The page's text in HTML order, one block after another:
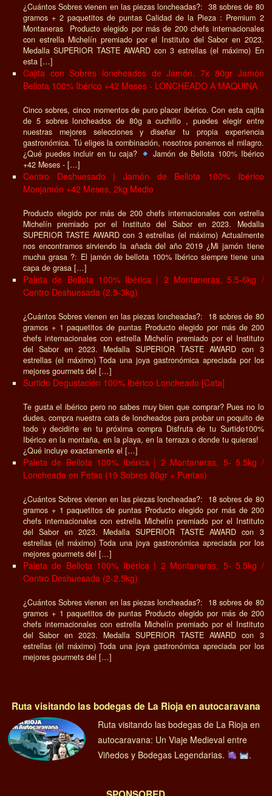
¿Cuántos Sobres vienen en las piezas loncheadas?: 38 sobres de 80
gramos + 2 paquetitos de puntas Calidad de la Pieza : Premium 2
Montaneras Producto elegido por más de 200 chefs internacionales
con estrella Michelín premiado por el Instituto del Sabor en 2023.
Medalla SUPERIOR TASTE AWARD con 3 estrellas (el máximo) En
esta […]
Cajita con Sobres loncheados de Jamón, 7x 80gr Jamón
Bellota 100% Ibérico +42 Meses - LONCHEADO A MAQUINA
Cinco sobres, cinco momentos de puro placer ibérico. Con esta cajita
de 5 sobres loncheados de 80g a cuchillo , puedes elegir entre
nuestras mejores selecciones y diseñar tu propia experiencia
gastronómica. Tú eliges la combinación, nosotros ponemos el milagro.
¿Qué puedes incluir en tu caja?
Jamón de Bellota 100% Ibérico
+42 Meses - […]
Centro Deshuesado | Jamón de Bellota 100% Ibérico
Monjamón +42 Meses, 2kg Medio
Producto elegido por más de 200 chefs internacionales con estrella
Michelín premiado por el Instituto del Sabor en 2023. Medalla
SUPERIOR TASTE AWARD con 3 estrellas (el máximo) Actualmente
nos encontramos sirviendo la añada del año 2019 ¿Mi jamón tiene
mucha grasa ?: El jamón de bellota 100% Ibérico siempre tiene una
capa de grasa […]
Paleta de Bellota 100% Ibérica | 2 Montaneras, 5.5-6kg /
Centro Deshuesada (2.5-3kg)
¿Cuántos Sobres vienen en las piezas loncheadas?: 18 sobres de 80
gramos + 1 paquetitos de puntas Producto elegido por más de 200
chefs internacionales con estrella Michelín premiado por el Instituto
del Sabor en 2023. Medalla SUPERIOR TASTE AWARD con 3
estrellas (el máximo) Toda una joya gastronómica apreciada por los
mejores gourmets del […]
Surtido Degustación 100% Ibérico Loncheado [Cata]
Te gusta el ibérico pero no sabes muy bien que comprar? Pues no lo
dudes, compra nuestra cata de loncheados para probar un poquito de
todo y decidirte en tu próxima compra Disfruta de tu Surtido100%
Ibérico en la montaña, en la playa, en la terraza o donde tu quieras!
¿Qué incluye exactamente el […]
Paleta de Bellota 100% Ibérica | 2 Montaneras, 5- 5.5kg /
Loncheada en Fetas (19 Sobres 80gr + Puntas)
¿Cuántos Sobres vienen en las piezas loncheadas?: 18 sobres de 80
gramos + 1 paquetitos de puntas Producto elegido por más de 200
chefs internacionales con estrella Michelín premiado por el Instituto
del Sabor en 2023. Medalla SUPERIOR TASTE AWARD con 3
estrellas (el máximo) Toda una joya gastronómica apreciada por los
mejores gourmets del […]
Paleta de Bellota 100% Ibérica | 2 Montaneras, 5- 5.5kg /
Centro Deshuesada (2-2.5kg)
¿Cuántos Sobres vienen en las piezas loncheadas?: 18 sobres de 80
gramos + 1 paquetitos de puntas Producto elegido por más de 200
chefs internacionales con estrella Michelín premiado por el Instituto
del Sabor en 2023. Medalla SUPERIOR TASTE AWARD con 3
estrellas (el máximo) Toda una joya gastronómica apreciada por los
mejores gourmets del […]
Ruta visitando las bodegas de La Rioja en autocaravana
Ruta visitando las bodegas de La Rioja en
autocaravana: Un Viaje Medieval entre
Viñedos y Bodegas Legendarias.
.